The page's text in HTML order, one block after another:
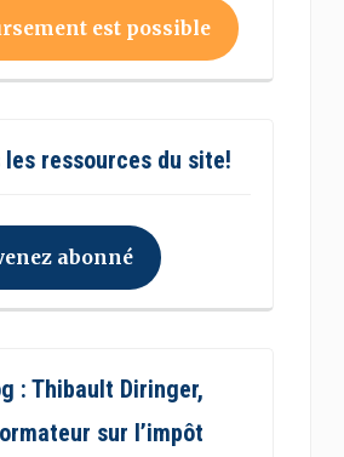
est possible
ressources du site!
abonné
: Thibault Diringer,
sur l’impôt